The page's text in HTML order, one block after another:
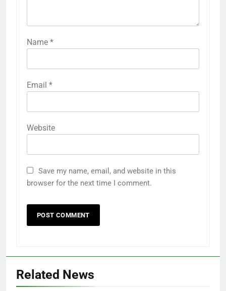
Name *
Email *
Website
Save my name, email, and website in this
browser for the next time I comment.
Related News